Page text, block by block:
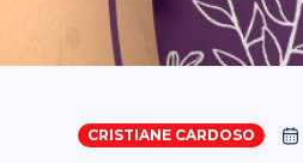
CRISTIANE CARDOSO